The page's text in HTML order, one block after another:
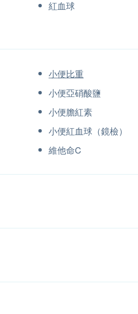
紅血球
小便比重
小便亞硝酸鹽
小便膽紅素
小便紅血球（鏡檢）
維他命C